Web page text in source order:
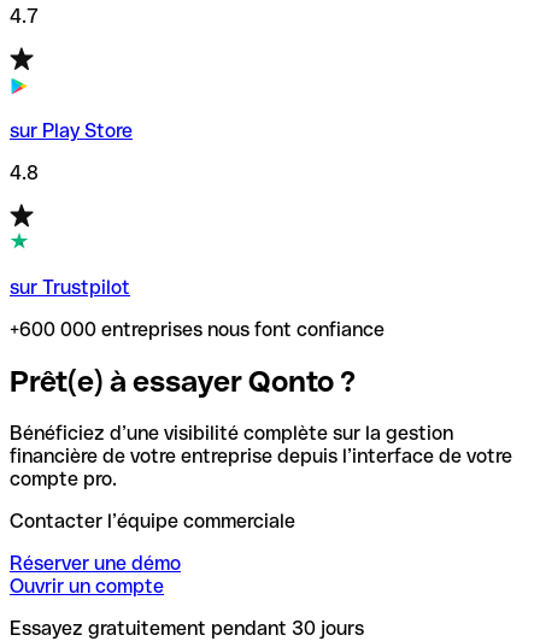
4.7
sur Play Store
4.8
sur Trustpilot
+600 000 entreprises nous font confiance
Prêt(e) à essayer Qonto ?
Bénéficiez d’une visibilité complète sur la gestion
financière de votre entreprise depuis l’interface de votre
compte pro.
Contacter l’équipe commerciale
Réserver une démo
Ouvrir un compte
Essayez gratuitement pendant 30 jours